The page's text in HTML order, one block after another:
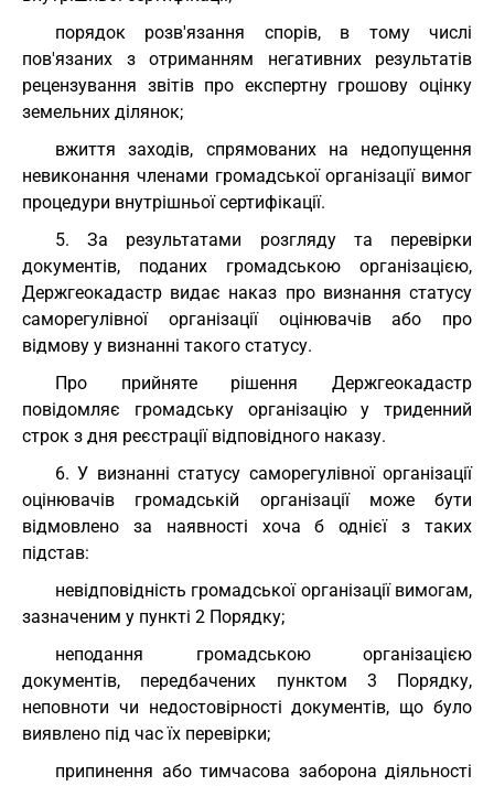
порядок розв'язання спорів, в тому числі
пов'язаних з отриманням негативних результатів
рецензування звітів про експертну грошову оцінку
земельних ділянок;
вжиття заходів, спрямованих на недопущення
невиконання членами громадської організації вимог
процедури внутрішньої сертифікації.
5. За результатами розгляду та перевірки
документів, поданих громадською організацією,
Держгеокадастр видає наказ про визнання статусу
саморегулівної організації оцінювачів або про
відмову у визнанні такого статусу.
Про прийняте рішення Держгеокадастр
повідомляє громадську організацію у триденний
строк з дня реєстрації відповідного наказу.
6. У визнанні статусу саморегулівної організації
оцінювачів громадській організації може бути
відмовлено за наявності хоча б однієї з таких
підстав:
невідповідність громадської організації вимогам,
зазначеним у пункті 2 Порядку;
неподання громадською організацією
документів, передбачених пунктом 3 Порядку,
неповноти чи недостовірності документів, що було
виявлено під час їх перевірки;
припинення або тимчасова заборона діяльності